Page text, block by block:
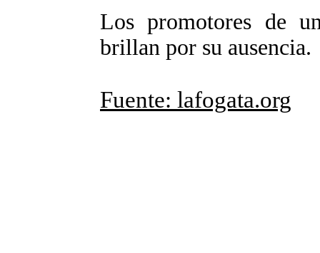
Los promotores de
brillan por su
Fuente: lafogata.org